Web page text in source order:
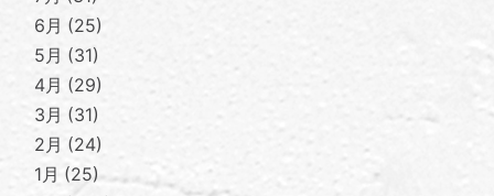
6月
25
5月
31
4月
29
3月
31
2月
24
1月
25